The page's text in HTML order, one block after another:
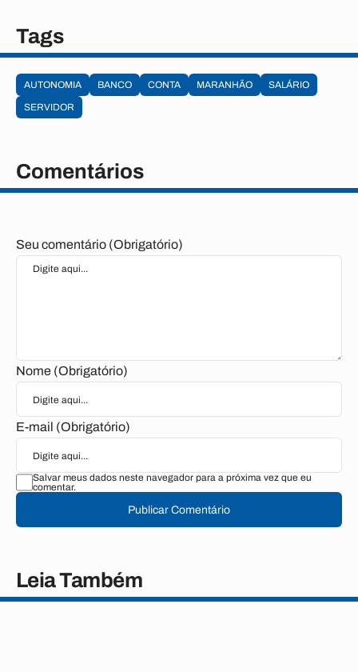
Tags
AUTONOMIA BANCO CONTA MARANHÃO
SALÁRIO
SERVIDOR
Comentários
Seu comentário (Obrigatório)
Nome (Obrigatório)
E-mail (Obrigatório)
Salvar meus dados neste navegador para a próxima vez que eu
comentar.
Publicar Comentário
Leia Também